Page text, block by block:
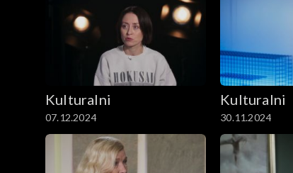
Kulturalni
07.12.2024
Kulturalni
30.11.2024